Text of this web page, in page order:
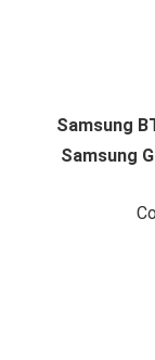
Samsung
Samsung